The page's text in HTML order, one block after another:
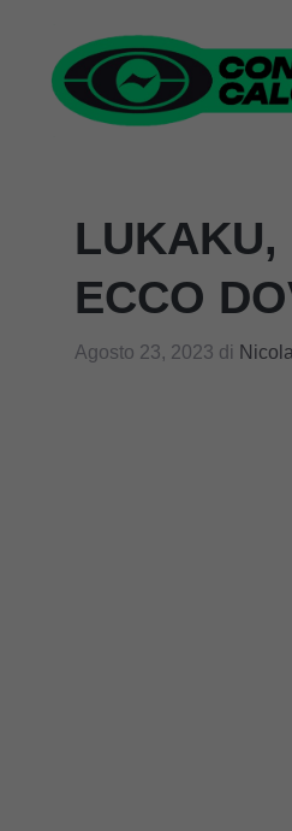
contenuto
LUKAKU,
ECCO
Agosto 23, 2023 di